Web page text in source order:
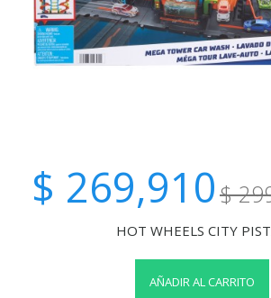
$ 269,910$
HOT WHEELS CITY
AÑADIR AL CARRITO